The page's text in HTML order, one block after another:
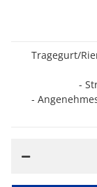
Tragegurt/
-
-